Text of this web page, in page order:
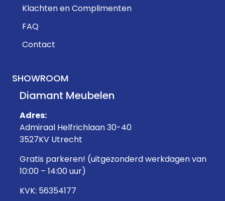
Klachten en Complimenten
FAQ
Contact
SHOWROOM
Diamant Meubelen
Adres:
Admiraal Helfrichlaan 30-40
3527KV Utrecht
Gratis parkeren! (uitgezonderd werkdagen van
10:00 – 14:00 uur)
KVK: 56354177